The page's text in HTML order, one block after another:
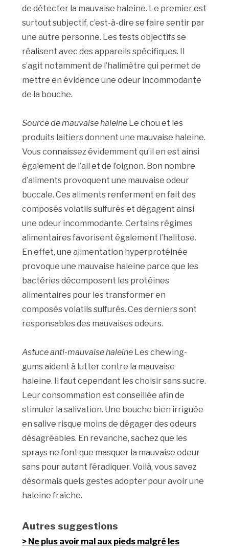
de détecter la mauvaise haleine. Le premier est
surtout subjectif, c’est-à-dire se faire sentir par
une autre personne. Les tests objectifs se
réalisent avec des appareils spécifiques. Il
s’agit notamment de l’halimètre qui permet de
mettre en évidence une odeur incommodante
de la bouche.
Source de mauvaise haleine Le chou et les
produits laitiers donnent une mauvaise haleine.
Vous connaissez évidemment qu’il en est ainsi
également de l’ail et de l’oignon. Bon nombre
d’aliments provoquent une mauvaise odeur
buccale. Ces aliments renferment en fait des
composés volatils sulfurés et dégagent ainsi
une odeur incommodante. Certains régimes
alimentaires favorisent également l’halitose.
En effet, une alimentation hyperprotéinée
provoque une mauvaise haleine parce que les
bactéries décomposent les protéines
alimentaires pour les transformer en
composés volatils sulfurés. Ces derniers sont
responsables des mauvaises odeurs.
Astuce anti-mauvaise haleine Les chewing-
gums aident à lutter contre la mauvaise
haleine. Il faut cependant les choisir sans sucre.
Leur consommation est conseillée afin de
stimuler la salivation. Une bouche bien irriguée
en salive risque moins de dégager des odeurs
désagréables. En revanche, sachez que les
sprays ne font que masquer la mauvaise odeur
sans pour autant l’éradiquer. Voilà, vous savez
désormais quels gestes adopter pour avoir une
haleine fraîche.
Autres suggestions
Ne plus avoir mal aux pieds malgré les